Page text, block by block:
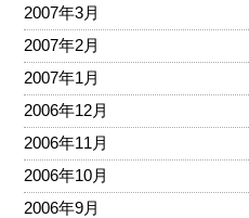
2007年3月
2007年2月
2007年1月
2006年12月
2006年11月
2006年10月
2006年9月